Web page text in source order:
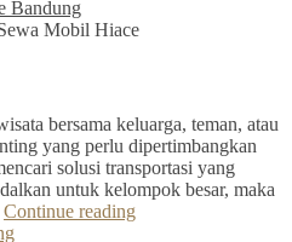
Bandung
Mobil Hiace
bersama keluarga, teman, atau
yang perlu dipertimbangkan
solusi transportasi yang
untuk kelompok besar, maka
Continue reading